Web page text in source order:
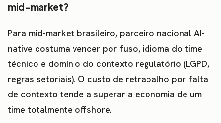
mid-market?
Para mid-market brasileiro, parceiro nacional AI-
native costuma vencer por fuso, idioma do time
técnico e domínio do contexto regulatório (LGPD,
regras setoriais). O custo de retrabalho por falta
de contexto tende a superar a economia de um
time totalmente offshore.